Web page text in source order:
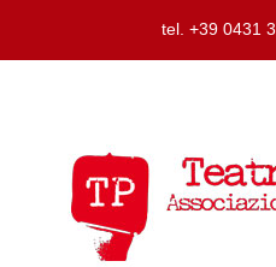
tel. +39 0431